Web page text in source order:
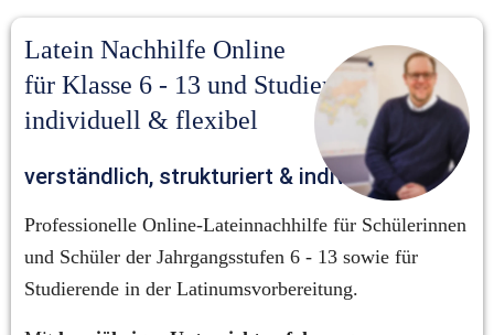
Latein Nachhilfe Online
für Klasse 6 - 13 und Studierende –
individuell & flexibel
verständlich, strukturiert & individuell
Professionelle Online-Lateinnachhilfe für Schülerinnen
und Schüler der Jahrgangsstufen 6 - 13 sowie für
Studierende in der Latinumsvorbereitung.